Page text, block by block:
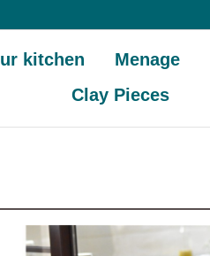
kitchen Menage
Clay Pieces